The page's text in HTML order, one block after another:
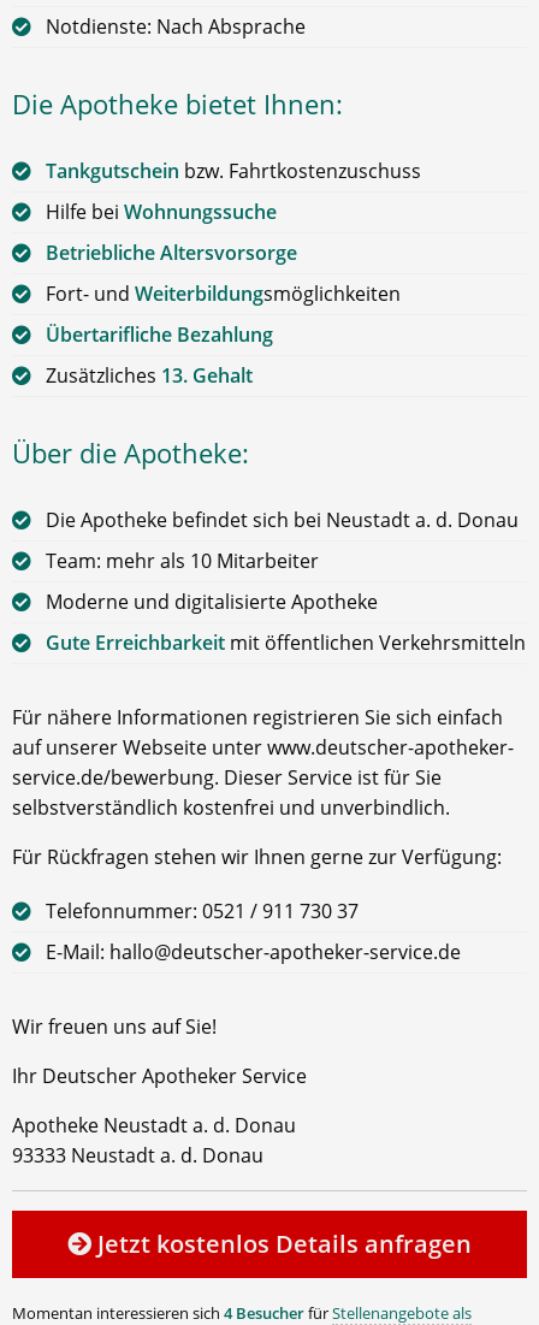
Notdienste: Nach Absprache
Die Apotheke bietet Ihnen:
Tankgutschein bzw. Fahrtkostenzuschuss
Hilfe bei Wohnungssuche
Betriebliche Altersvorsorge
Fort- und Weiterbildungsmöglichkeiten
Übertarifliche Bezahlung
Zusätzliches 13. Gehalt
Über die Apotheke:
Die Apotheke befindet sich bei Neustadt a. d. Donau
Team: mehr als 10 Mitarbeiter
Moderne und digitalisierte Apotheke
Gute Erreichbarkeit mit öffentlichen Verkehrsmitteln
Für nähere Informationen registrieren Sie sich einfach
auf unserer Webseite unter www.deutscher-apotheker-
service.de/bewerbung. Dieser Service ist für Sie
selbstverständlich kostenfrei und unverbindlich.
Für Rückfragen stehen wir Ihnen gerne zur Verfügung:
Telefonnummer: 0521 / 911 730 37
E-Mail: hallo@deutscher-apotheker-service.de
Wir freuen uns auf Sie!
Ihr Deutscher Apotheker Service
Apotheke Neustadt a. d. Donau
93333 Neustadt a. d. Donau
Jetzt kostenlos Details anfragen
Momentan interessieren sich 4 BesucherfürStellenangebote als